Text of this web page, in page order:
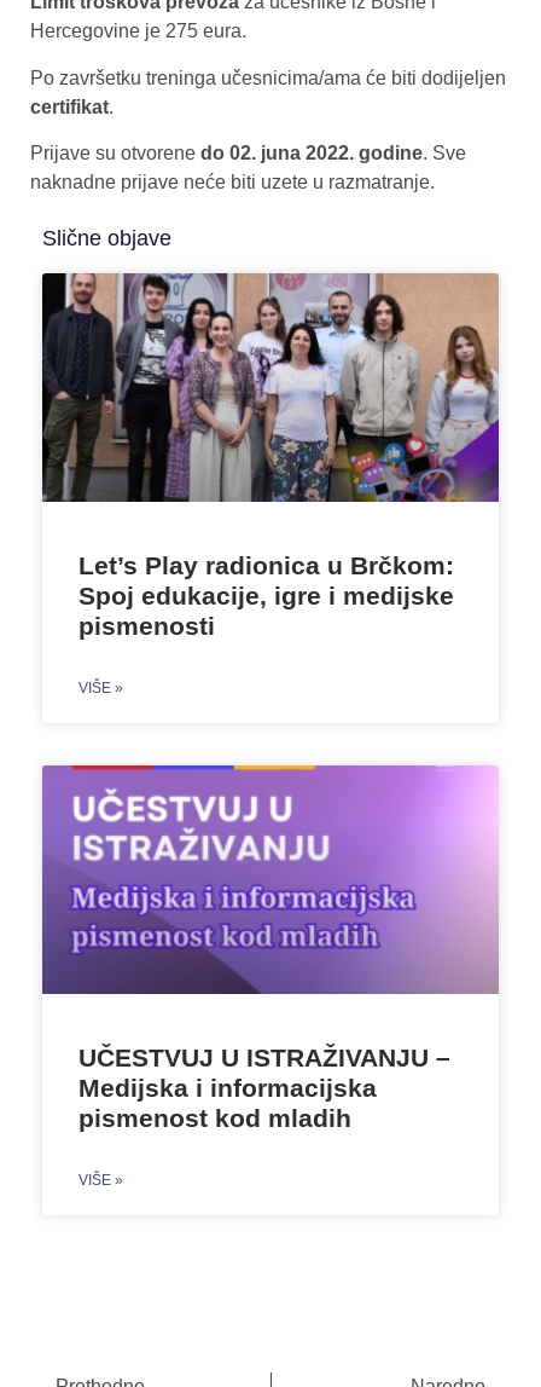
Hercegovine je 275 eura.
Po završetku treninga učesnicima/ama će biti dodijeljen
certifikat.
Prijave su otvorene do 02. juna 2022. godine. Sve
naknadne prijave neće biti uzete u razmatranje.
Slične objave
Let’s Play radionica u Brčkom:
Spoj edukacije, igre i medijske
pismenosti
VIŠE »
UČESTVUJ U ISTRAŽIVANJU –
Medijska i informacijska
pismenost kod mladih
VIŠE »